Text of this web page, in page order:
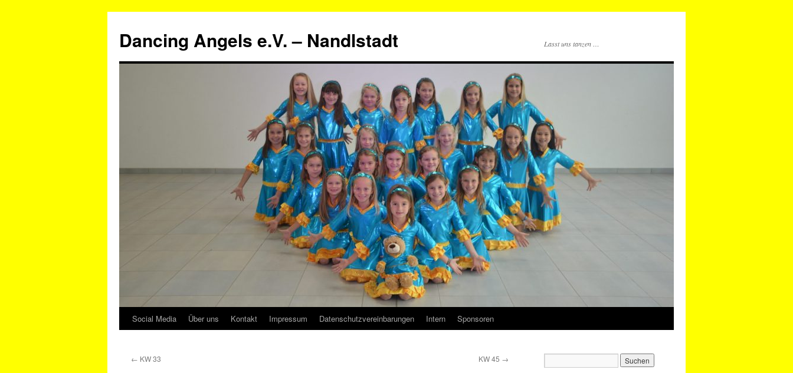
springen
Dancing Angels e.V. – Nandlstadt Lasst uns tanzen …
Social Media Über uns Kontakt Impressum Datenschutzvereinbarungen Intern Sponsoren
← KW 33 KW 45 →